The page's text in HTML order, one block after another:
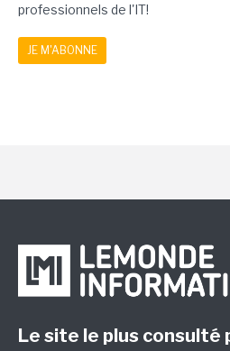
professionnels de l'IT!
JE M'ABONNE
Le site le plus consulté